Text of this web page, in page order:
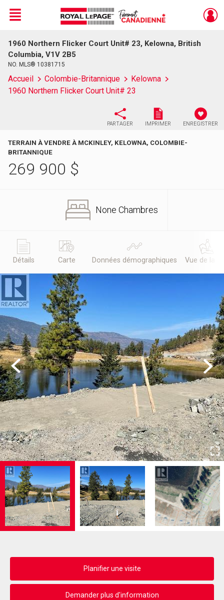
Live
En Direct
Menu
1960 Northern Flicker Court Unit# 23, Kelowna, British
Columbia, V1V 2B5
NO. MLS® 10381715
Accueil Colombie-Britannique
Kelowna
1960 Northern Flicker Court Unit# 23
PARTAGER IMPRIMER ENREGISTRER
TERRAIN À VENDRE À MCKINLEY, KELOWNA, COLOMBIE-
BRITANNIQUE
269 900 $
None Chambres
Détails Carte Données démographiques Vue de la
Previous Next
Planifier une visite
Demander plus d'information